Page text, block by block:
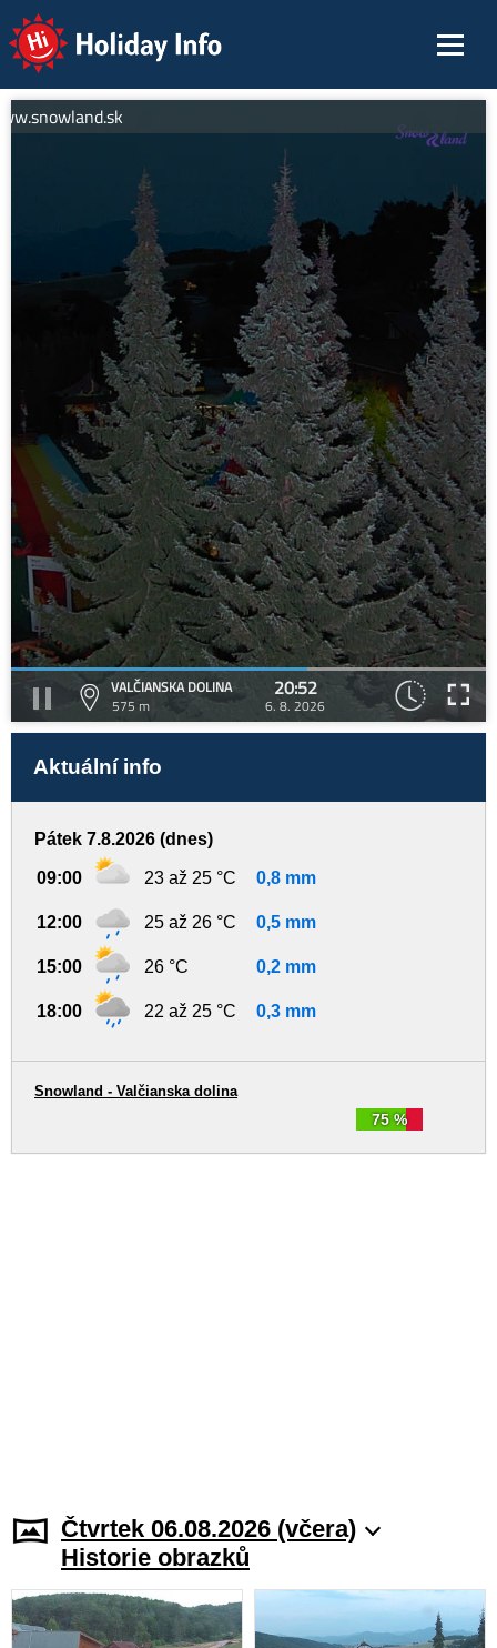
Holiday Info
VALČIANSKA DOLINA
575 m
20:52
6. 8. 2026
Aktuální info
Pátek 7.8.2026 (dnes)
09:00 23 až 25 °C 0,8 mm
12:00 25 až 26 °C 0,5 mm
15:00 26 °C 0,2 mm
18:00 22 až 25 °C 0,3 mm
75 %
Snowland - Valčianska dolina
Čtvrtek 06.08.2026 (včera)
Historie obrazků